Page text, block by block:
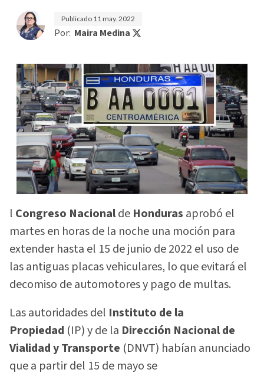
Publicado 11 may. 2022
Por: Maira Medina
l Congreso Nacionalde Honduras aprobó el
martes en horas de la noche una moción para
extender hasta el 15 de junio de 2022 el uso de
las antiguas placas vehiculares, lo que evitará el
decomiso de automotores y pago de multas.
Las autoridades del Instituto de la
Propiedad (IP) y de la Dirección Nacional de
Vialidad y Transporte (DNVT) habían anunciado
que a partir del 15 de mayo se